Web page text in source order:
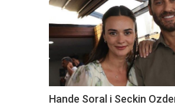
Hande Soral i Seckin